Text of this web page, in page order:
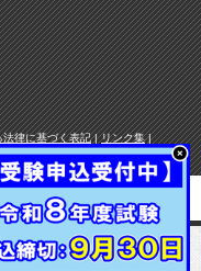
律に基づく表記
リンク集
こちら】